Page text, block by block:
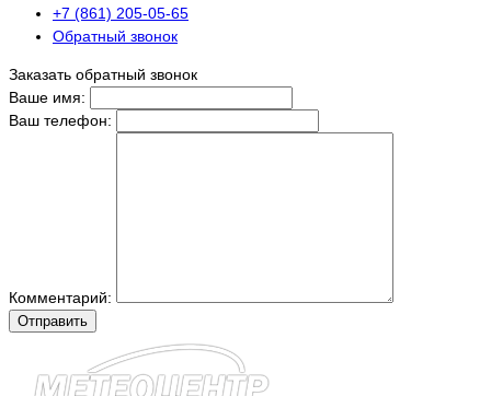
+7 (861) 205-05-65
Обратный звонок
Заказать обратный звонок
Ваше имя:
Ваш телефон:
Комментарий:
Отправить